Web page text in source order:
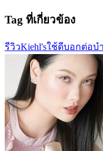
Tag ที่เกี่ยวข้อง
รีวิวKiehl'sใช้ดีบอกต่อบ